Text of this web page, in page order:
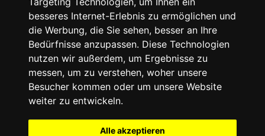
besseres Internet-Erlebnis zu ermöglichen und
die Werbung, die Sie sehen, besser an Ihre
Bedürfnisse anzupassen. Diese Technologien
nutzen wir außerdem, um Ergebnisse zu
messen, um zu verstehen, woher unsere
Besucher kommen oder um unsere Website
weiter zu entwickeln.
Alle akzeptieren